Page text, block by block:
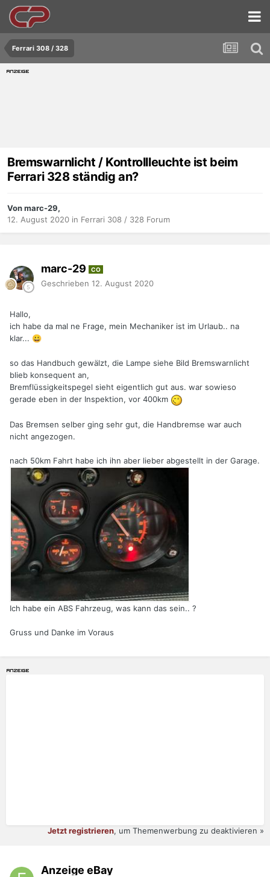
Ferrari 308 / 328
Bremswarnlicht / Kontrollleuchte ist beim
Ferrari 328 ständig an?
Von marc-29,
12. August 2020 in Ferrari 308 / 328 Forum
marc-29 CO
Geschrieben 12. August 2020
Hallo,
ich habe da mal ne Frage, mein Mechaniker ist im Urlaub.. na
klar... 😀
so das Handbuch gewälzt, die Lampe siehe Bild Bremswarnlicht
blieb konsequent an,
Bremflüssigkeitspegel sieht eigentlich gut aus. war sowieso
gerade eben in der Inspektion, vor 400km
Das Bremsen selber ging sehr gut, die Handbremse war auch
nicht angezogen.
nach 50km Fahrt habe ich ihn aber lieber abgestellt in der Garage.
Ich habe ein ABS Fahrzeug, was kann das sein.. ?
Gruss und Danke im Voraus
Jetzt registrieren, um Themenwerbung zu deaktivieren »
Anzeige eBay